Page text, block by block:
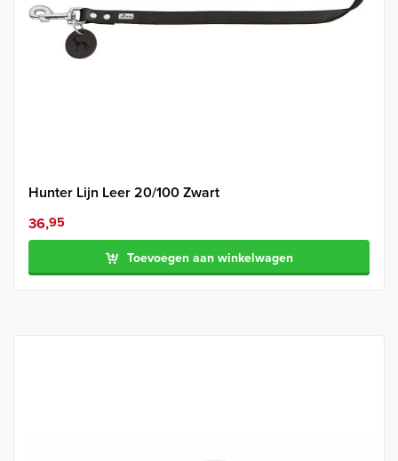
Hunter Lijn Leer 20/100 Zwart
36,95
Toevoegen aan winkelwagen